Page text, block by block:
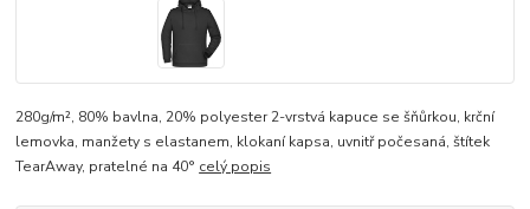
280g/m², 80% bavlna, 20% polyester 2-vrstvá kapuce se šňůrkou, krční
lemovka, manžety s elastanem, klokaní kapsa, uvnitř počesaná, štítek
TearAway, pratelné na 40° celý popis